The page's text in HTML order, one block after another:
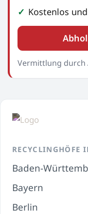
Kostenlos
Vermittlung durch
RECYCLINGHÖFE
Baden-
Bayern
Berlin